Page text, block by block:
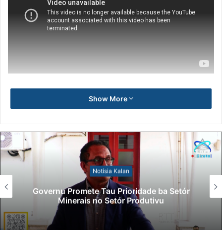
Show More
Notísia Kalan
Governu Promete Tau Prioridade ba Setór
Minerais no Setór Produtivu